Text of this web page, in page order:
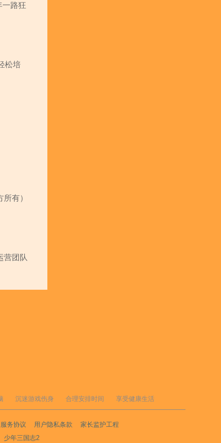
一路狂
松培
有）
营团队
沉迷游戏伤身 合理安排时间 享受健康生活
务协议 用户隐私条款
家长监护工程
少年三国志2